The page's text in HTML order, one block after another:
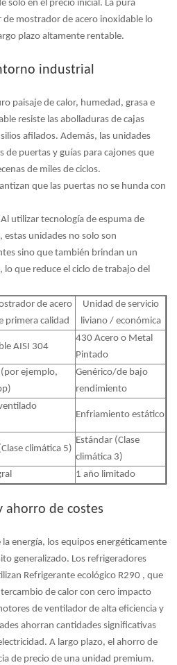
solo en el precio inicial. La pura
de mostrador de acero inoxidable lo
plazo altamente rentable.
industrial
paisaje de calor, humedad, grasa e
resiste las abolladuras de cajas
afilados. Además, las unidades
de puertas y guías para cajones que
de miles de ciclos.
que las puertas no se hunda con
Al utilizar tecnología de espuma de
unidades no solo son
sino que también brindan un
que reduce el ciclo de trabajo del
de acero
primera calidad
Unidad de servicio
liviano / económica
AISI 304
430 Acero o Metal
Pintado
ejemplo,
Genérico/de bajo
rendimiento
Enfriamiento estático
climática 5)
Estándar (Clase
climática 3)
1 año limitado
ahorro de costes
energía, los equipos energéticamente
generalizado. Los refrigeradores
Refrigerante ecológico R290 , que
de calor con cero impacto
de ventilador de alta eficiencia y
ahorran cantidades significativas
A largo plazo, el ahorro de
de precio de una unidad premium.